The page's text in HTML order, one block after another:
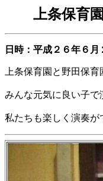
上条保育
日時：平成２６年６月
上条保育園と野田保
みんな元気に良い子で
私たちも楽しく演奏が